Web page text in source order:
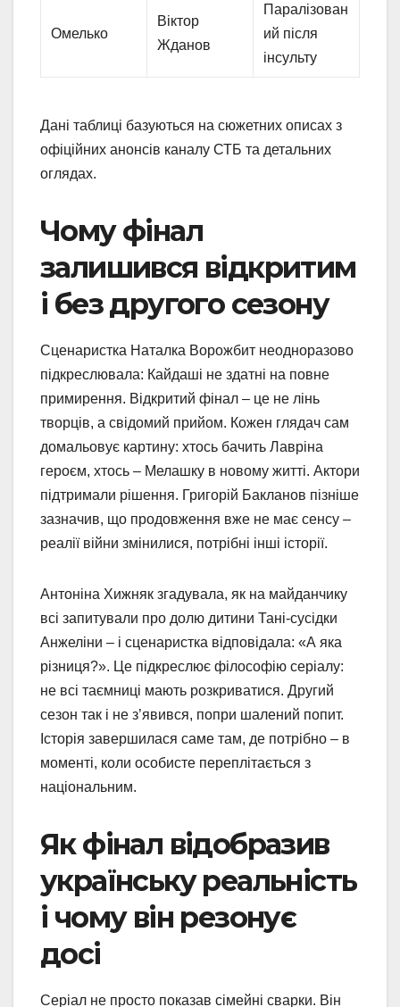
Омелько
Віктор
Жданов
Паралізован
ий після
інсульту
Дані таблиці базуються на сюжетних описах з
офіційних анонсів каналу СТБ та детальних
оглядах.
Чому фінал
залишився відкритим
і без другого сезону
Сценаристка Наталка Ворожбит неодноразово
підкреслювала: Кайдаші не здатні на повне
примирення. Відкритий фінал – це не лінь
творців, а свідомий прийом. Кожен глядач сам
домальовує картину: хтось бачить Лавріна
героєм, хтось – Мелашку в новому житті. Актори
підтримали рішення. Григорій Бакланов пізніше
зазначив, що продовження вже не має сенсу –
реалії війни змінилися, потрібні інші історії.
Антоніна Хижняк згадувала, як на майданчику
всі запитували про долю дитини Тані-сусідки
Анжеліни – і сценаристка відповідала: «А яка
різниця?». Це підкреслює філософію серіалу:
не всі таємниці мають розкриватися. Другий
сезон так і не з’явився, попри шалений попит.
Історія завершилася саме там, де потрібно – в
моменті, коли особисте переплітається з
національним.
Як фінал відобразив
українську реальність
і чому він резонує
досі
Серіал не просто показав сімейні сварки. Він